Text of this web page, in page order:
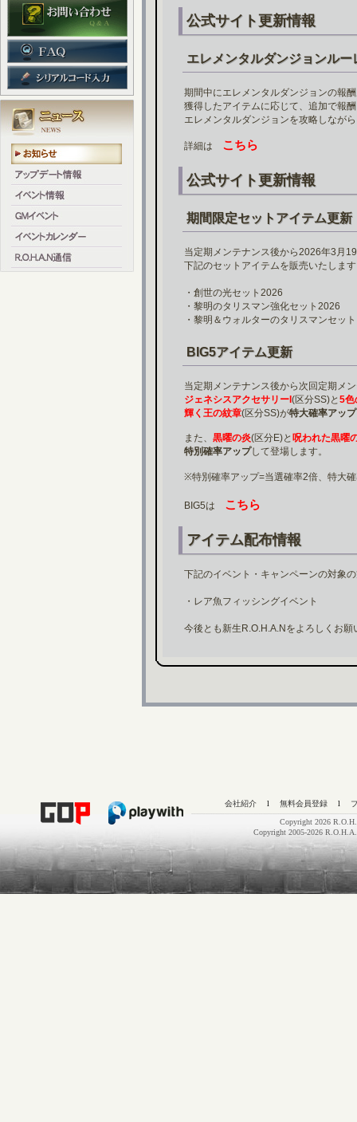
公式サイト更新情報
エレメンタルダンジョンルー
期間中にエレメンタルダンジョンの報
獲得したアイテムに応じて、追加で報
エレメンタルダンジョンを攻略しなが
詳細は こちら
公式サイト更新情報
期間限定セットアイテム更新
当定期メンテナンス後から2026年3月
下記のセットアイテムを販売いたしま
・創世の光セット2026
・黎明のタリスマン強化セット2026
・黎明＆ウォルターのタリスマンセット
BIG5アイテム更新
当定期メンテナンス後から次回定期メ
ジェネシスアクセサリーI (区分SS)と 5色
輝く王の紋章(区分SS)が特大確率アップ
また、 黒曜の炎(区分E)と 呪われた黒曜
特別確率アップして登場します。
※特別確率アップ=当選確率2倍、特大
BIG5は こちら
アイテム配布情報
下記のイベント・キャンペーンの対象
・レア魚フィッシングイベント
今後とも新生R.O.H.A.Nをよろしくお願
会社紹介 l 無料会員登録 l
Copyright 2026
Copyright 2005-2026